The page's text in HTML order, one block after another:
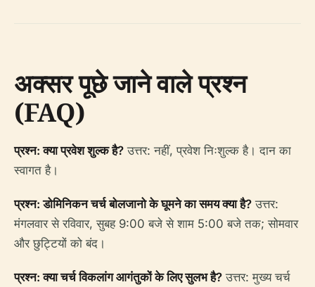
अक्सर पूछे जाने वाले प्रश्न
(FAQ)
प्रश्न: क्या प्रवेश शुल्क है? उत्तर: नहीं, प्रवेश निःशुल्क है। दान का
स्वागत है।
प्रश्न: डोमिनिकन चर्च बोलजानो के घूमने का समय क्या है? उत्तर:
मंगलवार से रविवार, सुबह 9:00 बजे से शाम 5:00 बजे तक; सोमवार
और छुट्टियों को बंद।
प्रश्न: क्या चर्च विकलांग आगंतुकों के लिए सुलभ है? उत्तर: मुख्य चर्च